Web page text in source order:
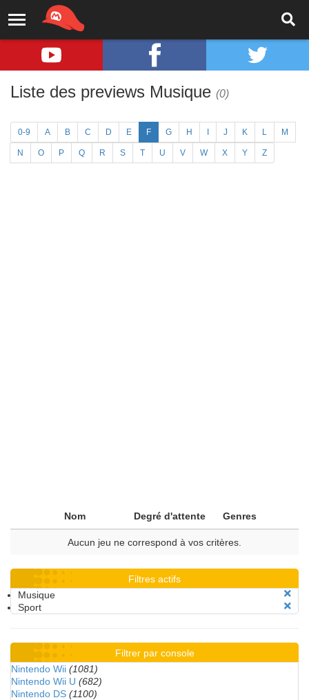
Liste des previews Musique (0)
0-9 A B C D E F G H J K L M
N O P Q R S T U V W X Y Z
Nom Degré d'attente Genres
Aucun jeu ne correspond à vos critères.
Filtres actifs
Musique
Sport
Filtrer par console
Nintendo Wii (1081)
Nintendo Wii U (682)
Nintendo DS (1100)